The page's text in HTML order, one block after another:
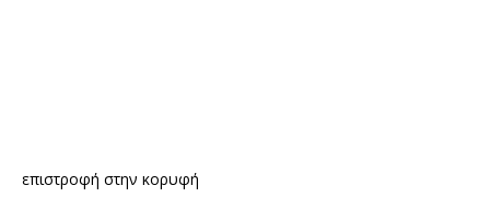
επιστροφή στην κορυφή